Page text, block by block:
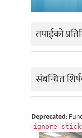
तपाईको
संबन्धित
Deprecated: